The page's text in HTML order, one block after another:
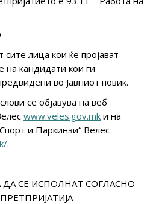
лица кои ќе пројават
на кандидати кои ги
во Јавниот повик.
се објавува на веб
www.veles.gov.mk и на
и Паркинзи“ Велес
.
СЕ ИСПОЛНАТ СОГЛАСНО